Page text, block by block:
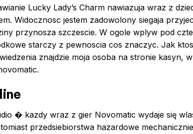
Lucky Lady’s Charm nawiazuja wraz z
Widocznosc jestem zadowolony siegaja
przynosza szczescie. W ogole wplyw pod
starczy z pewnoscia cos znaczyc. Jak
znajdzie moja osoba na stronie kasyn,
� kazdy wraz z gier Novomatic wydaje się
przedsiebiorstwa hazardowe